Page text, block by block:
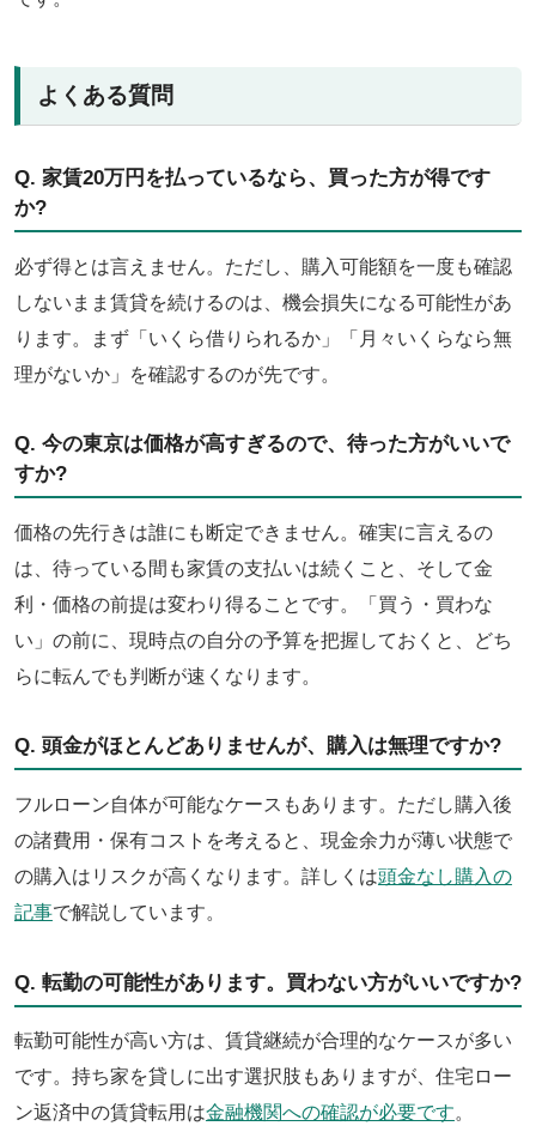
よくある質問
Q. 家賃20万円を払っているなら、買った方が得です
か?
必ず得とは言えません。ただし、購入可能額を一度も確認
しないまま賃貸を続けるのは、機会損失になる可能性があ
ります。まず「いくら借りられるか」「月々いくらなら無
理がないか」を確認するのが先です。
Q. 今の東京は価格が高すぎるので、待った方がいいで
すか?
価格の先行きは誰にも断定できません。確実に言えるの
は、待っている間も家賃の支払いは続くこと、そして金
利・価格の前提は変わり得ることです。「買う・買わな
い」の前に、現時点の自分の予算を把握しておくと、どち
らに転んでも判断が速くなります。
Q. 頭金がほとんどありませんが、購入は無理ですか?
フルローン自体が可能なケースもあります。ただし購入後
の諸費用・保有コストを考えると、現金余力が薄い状態で
の購入はリスクが高くなります。詳しくは頭金なし購入の
記事で解説しています。
Q. 転勤の可能性があります。買わない方がいいですか?
転勤可能性が高い方は、賃貸継続が合理的なケースが多い
です。持ち家を貸しに出す選択肢もありますが、住宅ロー
ン返済中の賃貸転用は金融機関への確認が必要です。